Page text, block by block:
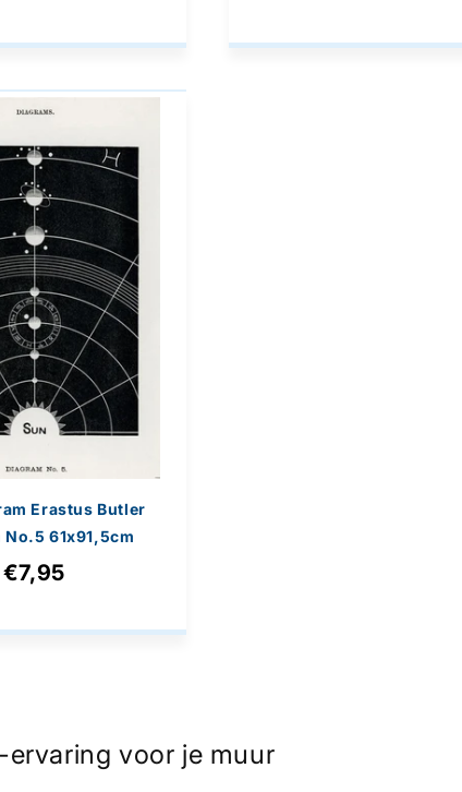
Erastus Butler
No.5 61x91,5cm
€7,95
voor je muur